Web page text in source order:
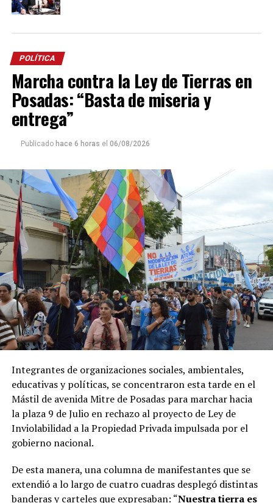
POLÍTICA
Marcha contra la Ley de Tierras en
Posadas: “Basta de miseria y
entrega”
Publicado hace 6 horas el 06/08/2026
Integrantes de organizaciones sociales, ambientales,
educativas y políticas, se concentraron esta tarde en el
Mástil de avenida Mitre de Posadas para marchar hacia
la plaza 9 de Julio en rechazo al proyecto de Ley de
Inviolabilidad a la Propiedad Privada impulsada por el
gobierno nacional.
De esta manera, una columna de manifestantes que se
extendió a lo largo de cuatro cuadras desplegó distintas
banderas y carteles que expresaban: “Nuestra tierra es